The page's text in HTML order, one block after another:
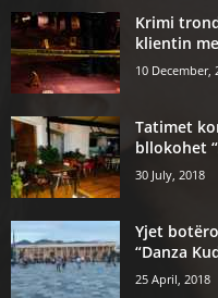
Krimi
klientin
10 December,
Tatimet
bllokohet
30 July, 2018
Yjet
“Danza
25 April, 2018